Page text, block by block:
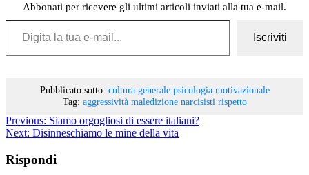
Abbonati per ricevere gli ultimi articoli inviati alla tua e-mail.
Digita la tua e-mail...
Iscriviti
Pubblicato sotto: cultura generale psicologia motivazionale
Tag: aggressività maledizione narcisisti rispetto
Previous: Siamo orgogliosi di essere italiani?
Next: Disinneschiamo le mine della vita
Rispondi